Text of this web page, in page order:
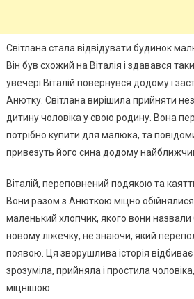
Світлана стала відвідувати будинок
Він був схожий на Віталія і здавався
увечері Віталій повернувся додому і
Анютку. Світлана вирішила прийняти
дитину чоловіка у свою родину. Вона
потрібно купити для малюка, та
привезуть його сина додому
Віталій, переповнений подякою та
Вони разом з Анюткою міцно
маленький хлопчик, якого вони назвали
новому ліжечку, не знаючи, який
появою. Ця зворушлива історія відбиває
зрозуміла, прийняла і простила
міцнішою.